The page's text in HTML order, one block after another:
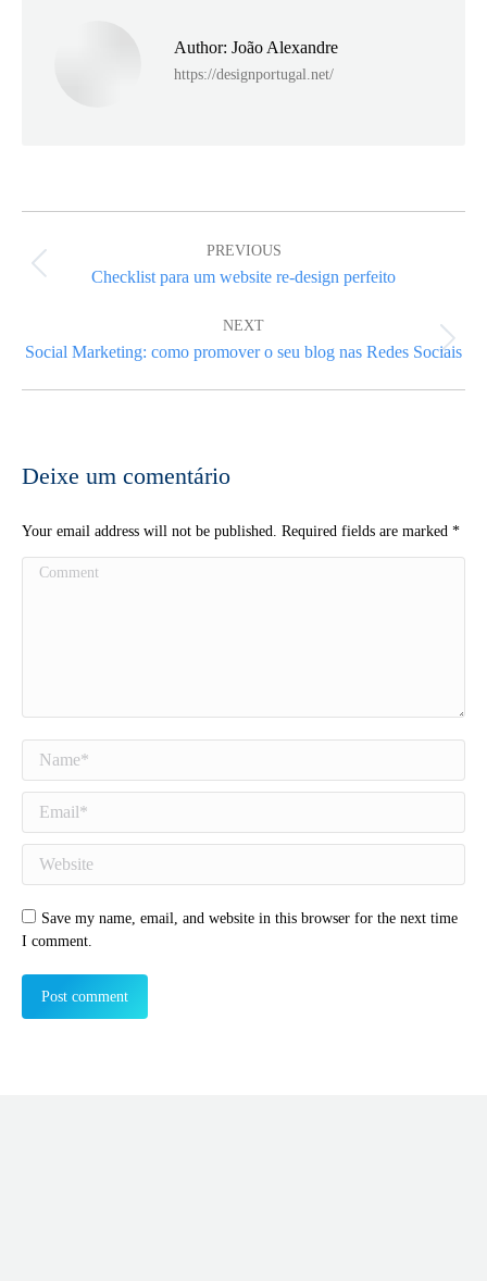
Author: João Alexandre
https://designportugal.net/
navigation
PREVIOUS
Previous
Checklist para um website re-design perfeito
NEXT
Next
Social Marketing: como promover o seu blog nas Redes Sociais
Deixe um comentário
Your email address will not be published. Required fields are marked *
Comment
Save my name, email, and website in this browser for the next time
I comment.
Post comment